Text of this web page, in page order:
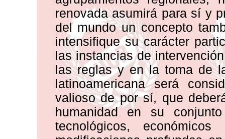
renovada asumirá para sí y
del mundo un concepto
intensifique su carácter
las instancias de
las reglas y en la toma de
latinoamericana será
valioso de por sí, que
humanidad en su
tecnológicos,